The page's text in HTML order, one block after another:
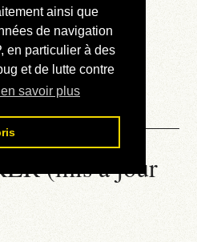
ainsi que
de navigation
en particulier à des
et de lutte contre
savoir plus
(mis à jour